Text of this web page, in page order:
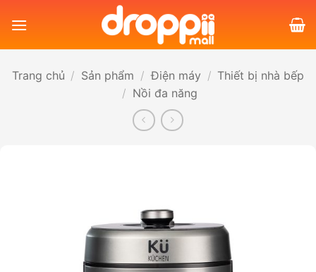
qua
Trang chủ / Sản phẩm / Điện máy / Thiết bị nhà bếp
/ Nồi đa năng